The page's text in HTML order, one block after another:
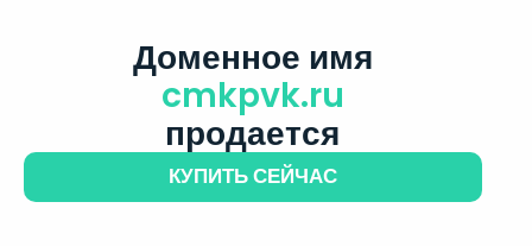
Доменное имя
cmkpvk.ru
продается
КУПИТЬ СЕЙЧАС